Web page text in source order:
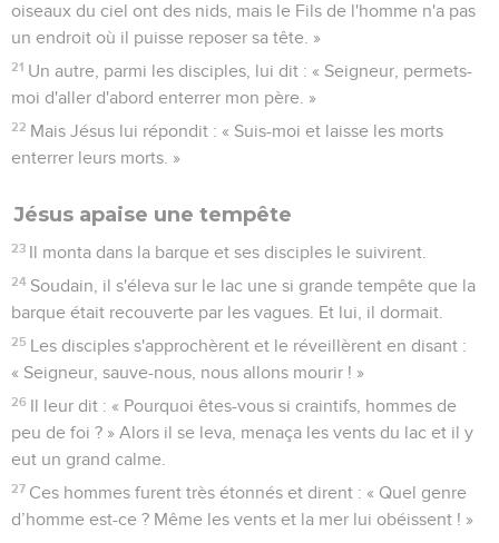
oiseaux du ciel ont des nids, mais le Fils de l'homme n'a pas
un endroit où il puisse reposer sa tête. »
21 Un autre, parmi les disciples, lui dit : « Seigneur, permets-
moi d'aller d'abord enterrer mon père. »
22 Mais Jésus lui répondit : « Suis-moi et laisse les morts
enterrer leurs morts. »
Jésus apaise une tempête
23 Il monta dans la barque et ses disciples le suivirent.
24 Soudain, il s'éleva sur le lac une si grande tempête que la
barque était recouverte par les vagues. Et lui, il dormait.
25 Les disciples s'approchèrent et le réveillèrent en disant :
« Seigneur, sauve-nous, nous allons mourir ! »
26 Il leur dit : « Pourquoi êtes-vous si craintifs, hommes de
peu de foi ? » Alors il se leva, menaça les vents du lac et il y
eut un grand calme.
27 Ces hommes furent très étonnés et dirent : « Quel genre
d’homme est-ce ? Même les vents et la mer lui obéissent ! »